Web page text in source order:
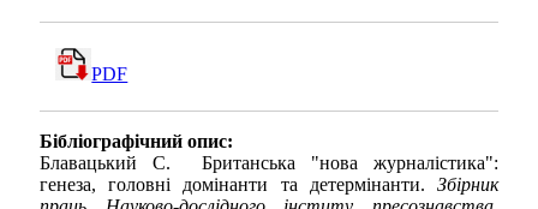
PDF
Бібліографічний опис:
Блавацький С. Британська "нова журналістика":
генеза, головні домінанти та детермінанти. Збірник